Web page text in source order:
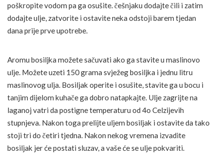
poškropite vodom pa ga osušite. češnjaku dodajte čili i zatim
dodajte ulje, zatvorite i ostavite neka odstoji barem tjedan
dana prije prve upotrebe.
Aromu bosiljka možete sačuvati ako ga stavite u maslinovo
ulje. Možete uzeti 150 grama svježeg bosiljka i jednu litru
maslinovog ulja. Bosiljak operite i osušite, stavite ga u bocu i
tanjim dijelom kuhače ga dobro natapkajte. Ulje zagrijte na
laganoj vatri da postigne temperaturu od 4o Celzijevih
stupnjeva. Nakon toga prelijte uljem bosiljak i ostavite da tako
stoji tri do četiri tjedna. Nakon nekog vremena izvadite
bosiljak jer će postati sluzav, a vaše će se ulje pokvariti.